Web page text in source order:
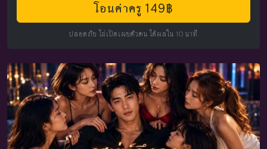
โอนค่าครู 149฿
ปลอดภัย ไม่เปิดเผยตัวตน ได้ผลใน 10 นาที